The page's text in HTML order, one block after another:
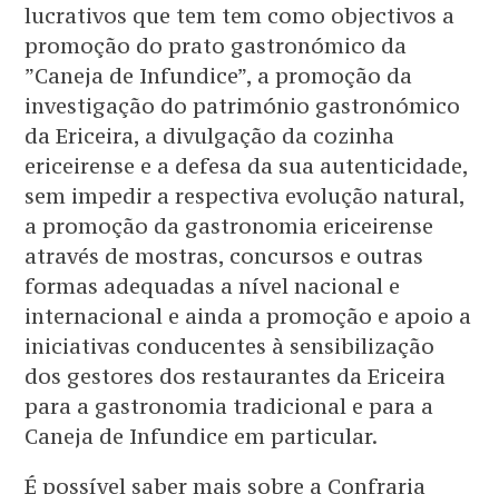
lucrativos que tem tem como objectivos a
promoção do prato gastronómico da
”Caneja de Infundice”, a promoção da
investigação do património gastronómico
da Ericeira, a divulgação da cozinha
ericeirense e a defesa da sua autenticidade,
sem impedir a respectiva evolução natural,
a promoção da gastronomia ericeirense
através de mostras, concursos e outras
formas adequadas a nível nacional e
internacional e ainda a promoção e apoio a
iniciativas conducentes à sensibilização
dos gestores dos restaurantes da Ericeira
para a gastronomia tradicional e para a
Caneja de Infundice em particular.
É possível saber mais sobre a Confraria